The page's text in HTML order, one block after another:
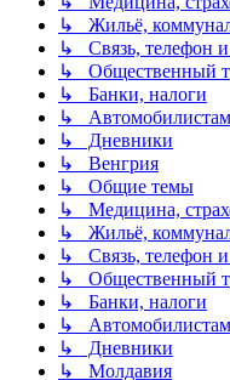
↳ Жильё,
↳ Связь, телефон и
↳ Общественный
↳ Банки, налоги
↳
↳ Дневники
↳ Венгрия
↳ Общие темы
↳ Медицина,
↳ Жильё,
↳ Связь, телефон и
↳ Общественный
↳ Банки, налоги
↳
↳ Дневники
↳ Молдавия